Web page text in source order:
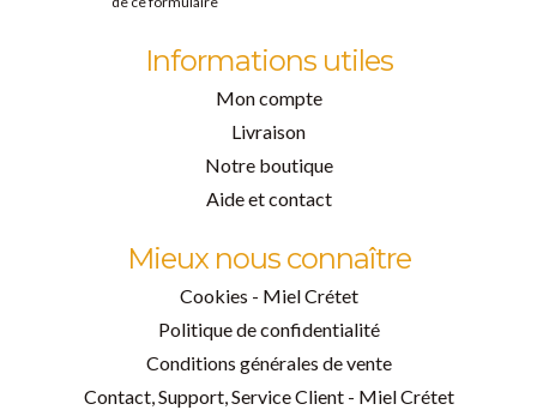
Informations utiles
Mon compte
Livraison
Notre boutique
Aide et contact
Mieux nous connaître
Cookies - Miel Crétet
Politique de confidentialité
Conditions générales de vente
Contact, Support, Service Client - Miel Crétet